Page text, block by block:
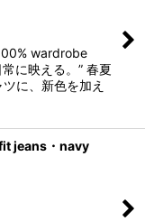
wardrobe
に映える。” 春夏
に、新色を加え
jeans・navy